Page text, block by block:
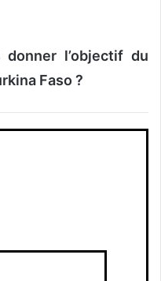
l’objectif du
Faso ?